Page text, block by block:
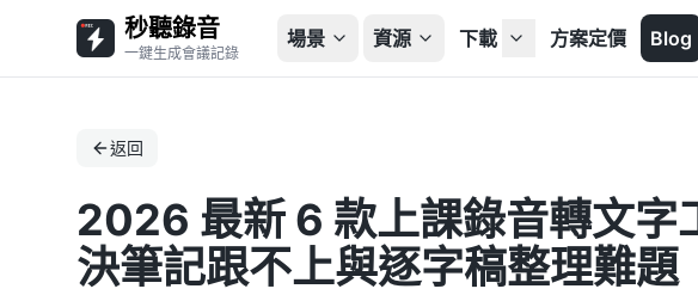
秒聽錄音
一鍵生成會議記錄
場景 資源 下載 方案定價 Blog
返回
2026 最新 6 款上課錄音轉文字
決筆記跟不上與逐字稿整理難題